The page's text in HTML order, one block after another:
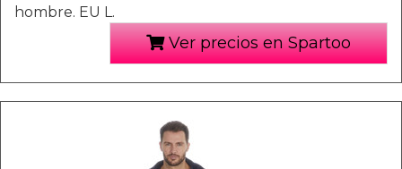
hombre. EU L.
Ver precios en Spartoo